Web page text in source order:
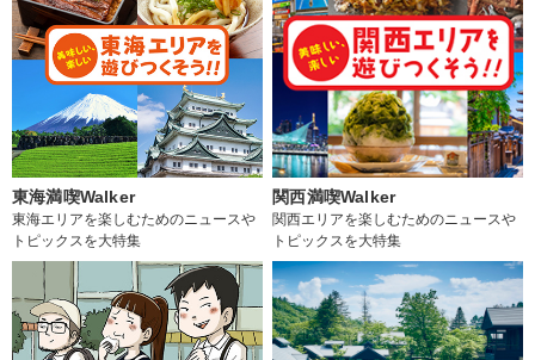
東海満喫Walker
東海エリアを楽しむためのニュースや
トピックスを大特集
関西満喫Walker
関西エリアを楽しむためのニュースや
トピックスを大特集